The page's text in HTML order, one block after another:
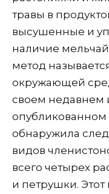
травы в
высушенные и
наличие
метод
окружающей
своем недавнем
опубликованном
обнаружила
видов
всего четырех
и петрушки.